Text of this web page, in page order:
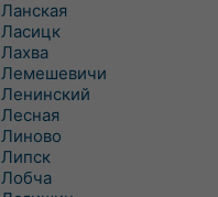
Ланская
Ласицк
Лахва
Лемешевичи
Ленинский
Лесная
Линово
Липск
Лобча